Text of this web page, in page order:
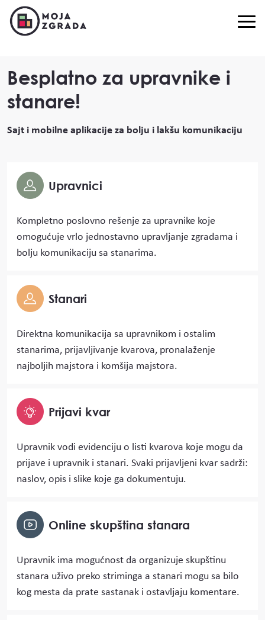
Besplatno za upravnike i
stanare!
Sajt i mobilne aplikacije za bolju i lakšu komunikaciju
Upravnici
Kompletno poslovno rešenje za upravnike koje
omogućuje vrlo jednostavno upravljanje zgradama i
bolju komunikaciju sa stanarima.
Stanari
Direktna komunikacija sa upravnikom i ostalim
stanarima, prijavljivanje kvarova, pronalaženje
najboljih majstora i komšija majstora.
Prijavi kvar
Upravnik vodi evidenciju o listi kvarova koje mogu da
prijave i upravnik i stanari. Svaki prijavljeni kvar sadrži:
naslov, opis i slike koje ga dokumentuju.
Online skupština stanara
Upravnik ima mogućnost da organizuje skupštinu
stanara uživo preko striminga a stanari mogu sa bilo
kog mesta da prate sastanak i ostavljaju komentare.